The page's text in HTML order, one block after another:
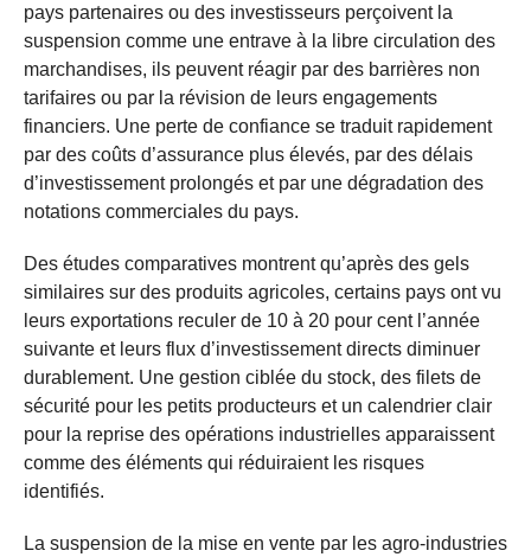
pays partenaires ou des investisseurs perçoivent la
suspension comme une entrave à la libre circulation des
marchandises, ils peuvent réagir par des barrières non
tarifaires ou par la révision de leurs engagements
financiers. Une perte de confiance se traduit rapidement
par des coûts d’assurance plus élevés, par des délais
d’investissement prolongés et par une dégradation des
notations commerciales du pays.
Des études comparatives montrent qu’après des gels
similaires sur des produits agricoles, certains pays ont vu
leurs exportations reculer de 10 à 20 pour cent l’année
suivante et leurs flux d’investissement directs diminuer
durablement. Une gestion ciblée du stock, des filets de
sécurité pour les petits producteurs et un calendrier clair
pour la reprise des opérations industrielles apparaissent
comme des éléments qui réduiraient les risques
identifiés.
La suspension de la mise en vente par les agro-industries